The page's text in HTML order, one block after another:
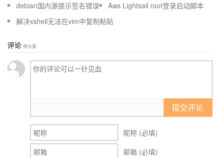
debian国内源提示签名错误
Aws Lightsail root登录启动脚本
解决xshell无法在vim中复制粘贴
评论 抢沙发
提交评论
昵称 (必填)
邮箱 (必填)